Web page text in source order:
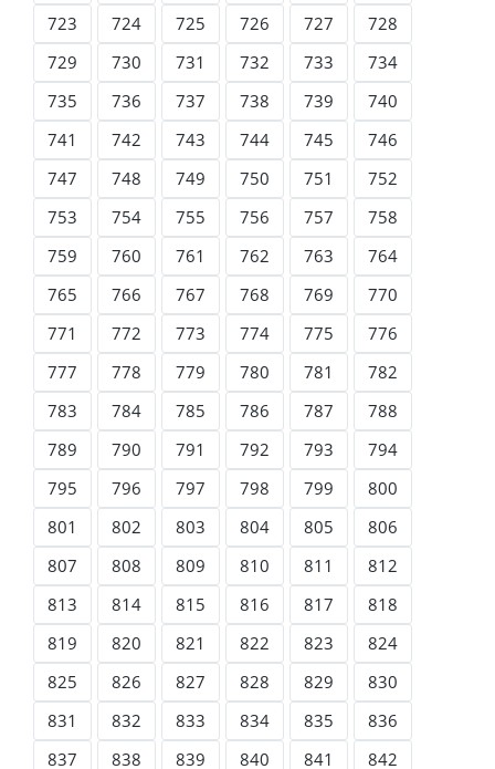
723
724 725 726 727
728
729
730 731 732 733
734
735
736 737 738 739
740
741
742 743 744 745
746
747
748 749 750 751
752
753
754 755 756 757
758
759
760 761 762 763
764
765
766 767 768 769
770
771
772 773 774 775
776
777
778 779 780 781
782
783
784 785 786 787
788
789
790 791 792 793
794
795
796 797 798 799
800
801
802 803 804 805
806
807
808 809 810 811
812
813
814 815 816 817
818
819
820 821 822 823
824
825
826 827 828 829
830
831
832 833 834 835
836
837
838 839 840 841
842